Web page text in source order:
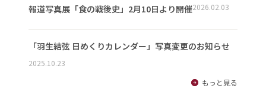
報道写真展「食の戦後史」2月10日より開催2026.02.03
「羽生結弦 日めくりカレンダー」写真変更のお知らせ
2025.10.23
もっと見る